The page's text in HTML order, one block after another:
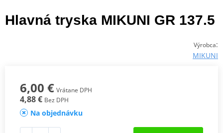
Hlavná tryska MIKUNI GR 137.5
Výrobca:
MIKUNI
6,00 € Vrátane DPH
4,88 € Bez DPH
Na objednávku